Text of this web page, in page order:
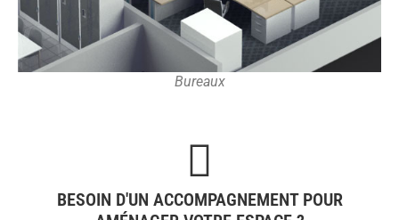
Bureaux
BESOIN D'UN ACCOMPAGNEMENT POUR